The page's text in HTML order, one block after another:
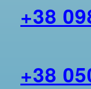
+38
+38